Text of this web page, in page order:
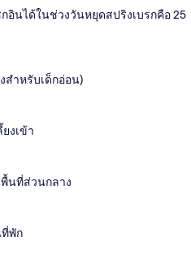
อินได้ในช่วงวันหยุดสปริงเบรกคือ 25
สำหรับเด็กอ่อน)
งเข้า
นที่ส่วนกลาง
พัก